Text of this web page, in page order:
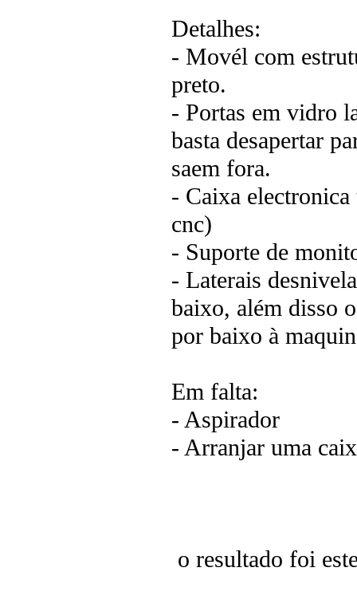
Detalhes:
- Movél com
preto.
- Portas em vidro
basta desapertar
saem fora.
- Caixa
cnc)
- Suporte de
- Laterais
baixo, além disso
por baixo à
Em falta:
- Aspirador
- Arranjar uma
o resultado foi